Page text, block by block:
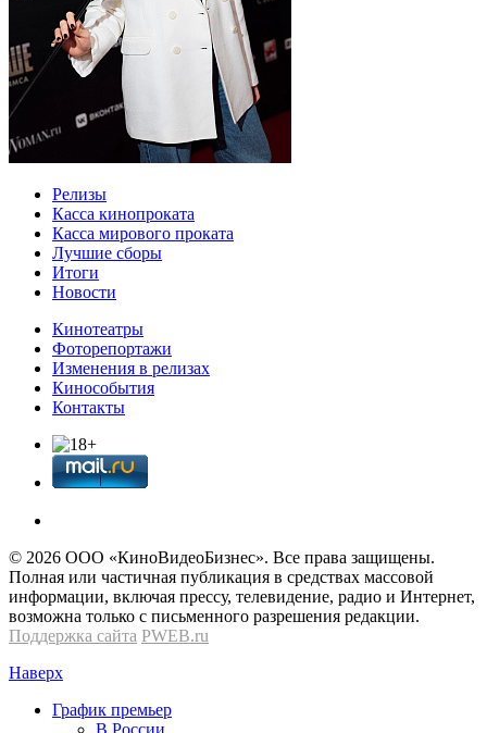
Релизы
Касса кинопроката
Касса мирового проката
Лучшие сборы
Итоги
Новости
Кинотеатры
Фоторепортажи
Изменения в релизах
Кинособытия
Контакты
© 2026 OOО «КиноВидеоБизнес». Все права защищены.
Полная или частичная публикация в средствах массовой
информации, включая прессу, телевидение, радио и Интернет,
возможна только с письменного разрешения редакции.
Поддержка сайта PWEB.ru
Наверх
График премьер
В России